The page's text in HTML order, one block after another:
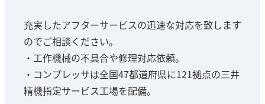
充実したアフターサービスの迅速な対応を致します
のでご相談ください。
・工作機械の不具合や修理対応依頼。
・コンプレッサは全国47都道府県に121拠点の三井
精機指定サービス工場を配備。